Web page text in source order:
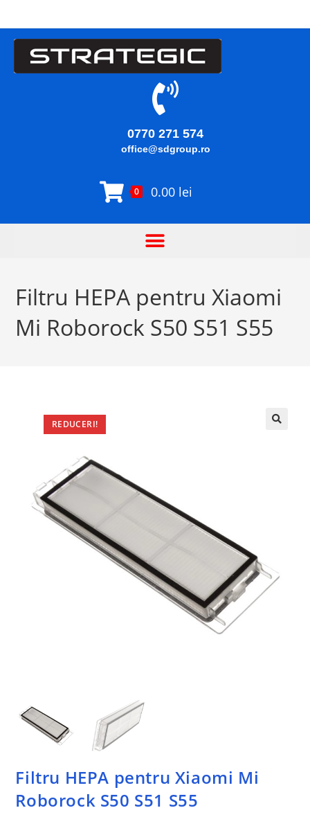
0770 271 574
office@sdgroup.ro
0 0.00 lei
Filtru HEPA pentru Xiaomi
Mi Roborock S50 S51 S55
REDUCERI!
Filtru HEPA pentru Xiaomi Mi
Roborock S50 S51 S55